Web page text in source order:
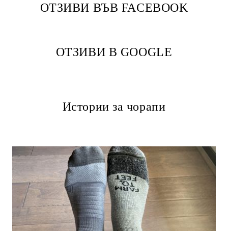
ОТЗИВИ ВЪВ FACEBOOK
ОТЗИВИ В GOOGLE
Истории за чорапи